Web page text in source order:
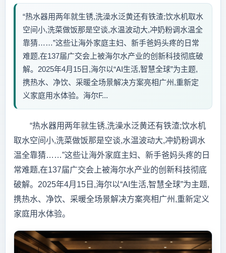
“热水器用两年就生锈,洗澡水泛黄还有铁渣;饮水机取水
空间小,洗菜做饭那是空谈,水温波动大,冲奶粉调水温全
靠猜……”这些让海外家庭主妇、新手爸妈头疼的日常
难题,在137届广交会上被海尔水产业的创新科技彻底破
解。2025年4月15日,海尔以“AI生活,智慧全球”为主题,
携热水、净饮、采暖全场景解决方案亮相广州,重新定
义家庭用水体验。海尔F...
“热水器用两年就生锈,洗澡水泛黄还有铁渣;饮水机
取水空间小,洗菜做饭那是空谈,水温波动大,冲奶粉调水
温全靠猜……”这些让海外家庭主妇、新手爸妈头疼的日
常难题,在137届广交会上被海尔水产业的创新科技彻底
破解。2025年4月15日,海尔以“AI生活,智慧全球”为主题,
携热水、净饮、采暖全场景解决方案亮相广州,重新定义
家庭用水体验。